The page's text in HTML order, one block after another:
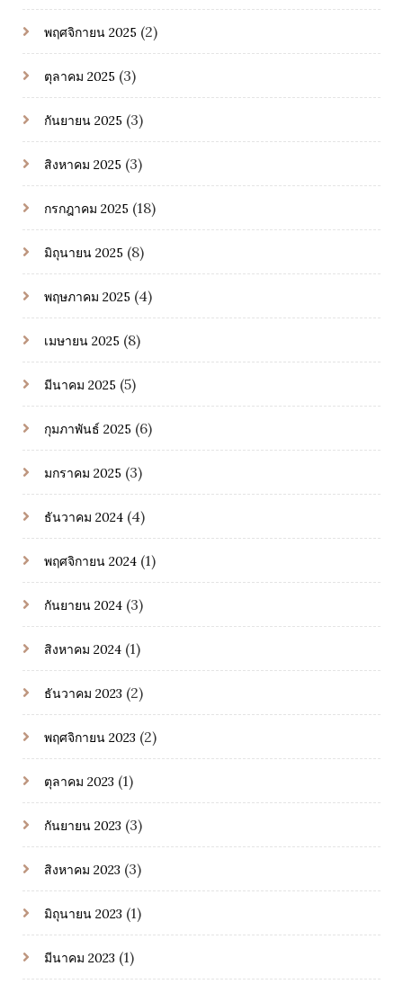
พฤศจิกายน 2025 (2)
ตุลาคม 2025 (3)
กันยายน 2025 (3)
สิงหาคม 2025 (3)
กรกฎาคม 2025 (18)
มิถุนายน 2025 (8)
พฤษภาคม 2025 (4)
เมษายน 2025 (8)
มีนาคม 2025 (5)
กุมภาพันธ์ 2025 (6)
มกราคม 2025 (3)
ธันวาคม 2024 (4)
พฤศจิกายน 2024 (1)
กันยายน 2024 (3)
สิงหาคม 2024 (1)
ธันวาคม 2023 (2)
พฤศจิกายน 2023 (2)
ตุลาคม 2023 (1)
กันยายน 2023 (3)
สิงหาคม 2023 (3)
มิถุนายน 2023 (1)
มีนาคม 2023 (1)